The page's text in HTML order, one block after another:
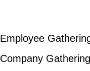
Employee
Company Gathering